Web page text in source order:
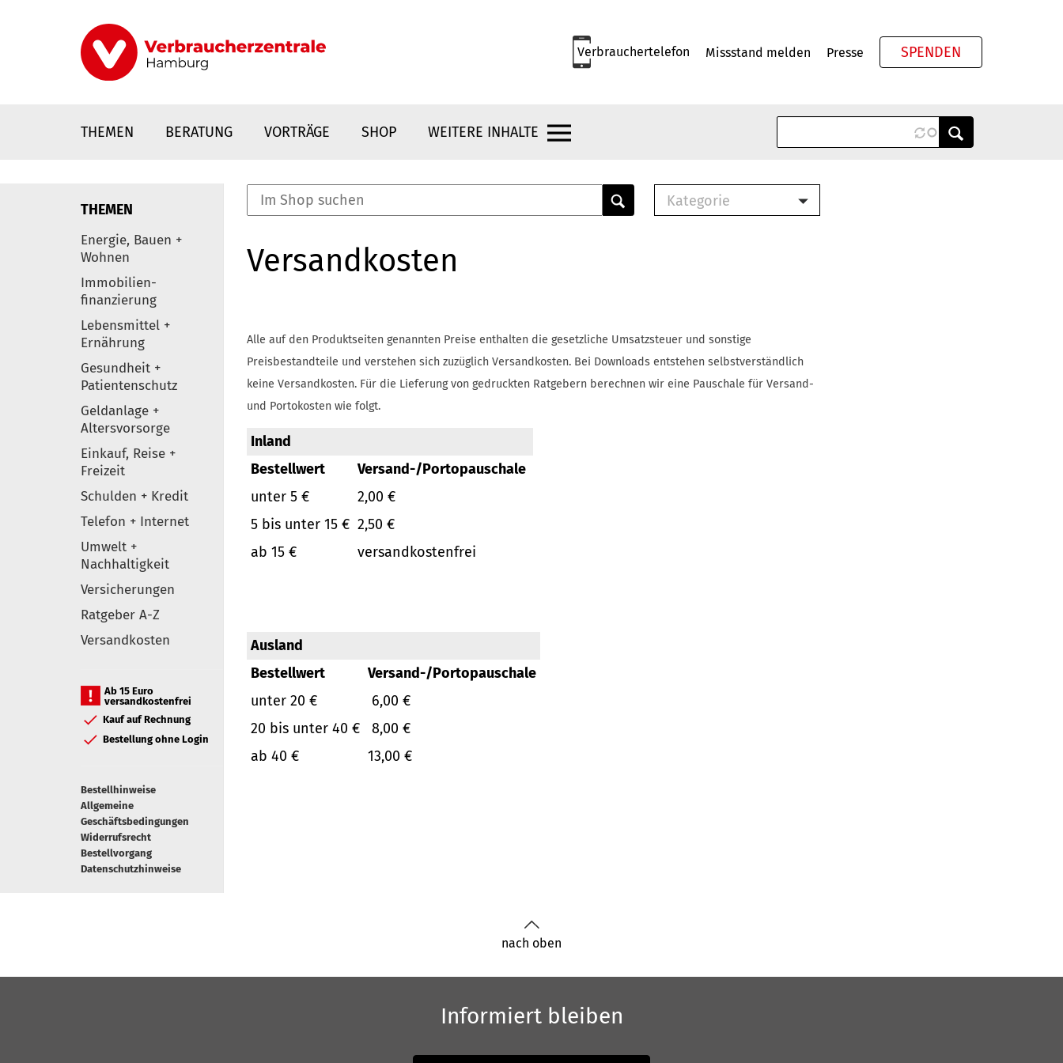
Verbrauchertelefon Missstand melden Presse SPENDEN
THEMEN BERATUNG VORTRÄGE SHOP WEITERE INHALTE
Elemente
THEMEN
Energie, Bauen +
Wohnen
Immobilien-
finanzierung
Lebensmittel +
Ernährung
Gesundheit +
Patientenschutz
Geldanlage +
Altersvorsorge
Einkauf, Reise +
Freizeit
Schulden + Kredit
Telefon + Internet
Umwelt +
Nachhaltigkeit
Versicherungen
Ratgeber A-Z
Versandkosten
Ab 15 Euro
versandkostenfrei
Kauf auf Rechnung
Bestellung ohne Login
Bestellhinweise
Allgemeine
Geschäftsbedingungen
Widerrufsrecht
Bestellvorgang
Datenschutzhinweise
Kategorie
Buch
Versandkosten
Alle auf den Produktseiten genannten Preise enthalten die gesetzliche Umsatzsteuer und sonstige
Preisbestandteile und verstehen sich zuzüglich Versandkosten. Bei Downloads entstehen selbstverständlich
keine Versandkosten. Für die Lieferung von gedruckten Ratgebern berechnen wir eine Pauschale für Versand-
und Portokosten wie folgt.
Inland
Bestellwert
Versand-/Portopauschale
unter 5 €
2,00 €
5 bis unter 15 € 2,50 €
ab 15 €
versandkostenfrei
Ausland
Bestellwert
Versand-/Portopauschale
unter 20 €
6,00 €
20 bis unter 40 €
8,00 €
ab 40 €
13,00 €
nach oben
Informiert bleiben